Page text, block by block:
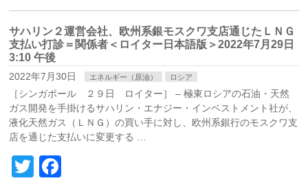
サハリン２運営会社、欧州系銀モスクワ支店通じたＬＮＧ
支払い打診＝関係者＜ロイター日本語版＞2022年7月29日
3:10 午後
2022年7月30日 エネルギー（原油） ロシア
［シンガポール ２９日 ロイター］ – 極東ロシアの石油・天然
ガス開発を手掛けるサハリン・エナジー・インベストメント社が、
液化天然ガス（ＬＮＧ）の買い手に対し、欧州系銀行のモスクワ支
店を通じた支払いに変更する …
Twitter